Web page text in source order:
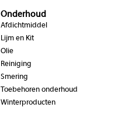
Onderhoud
Afdichtmiddel
Lijm en Kit
Olie
Reiniging
Smering
Toebehoren onderhoud
Winterproducten